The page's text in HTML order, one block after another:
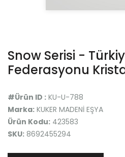
Snow Serisi -
Federasyonu
#Ürün ID : KU-U-788
Marka: KUKER MADENİ EŞYA
Ürün Kodu: 423583
SKU: 8692455294